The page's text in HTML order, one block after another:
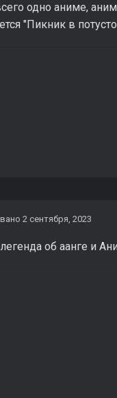
одно аниме,
"Пикник в
2 сентября, 2023
об аанге и